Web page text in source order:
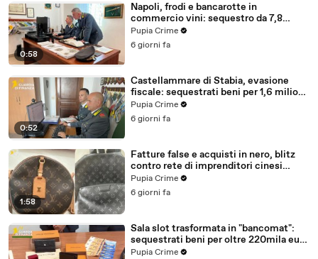
0:58
Napoli, frodi e bancarotte in
commercio vini: sequestro da 7,8
milioni (30.07.26)
Pupia Crime
6 giorni fa
0:52
Castellammare di Stabia, evasione
fiscale: sequestrati beni per 1,6 milioni
ad un consorzio navale (29.07.26)
Pupia Crime
6 giorni fa
1:58
Fatture false e acquisti in nero, blitz
contro rete di imprenditori cinesi
sequestri per 8,5 milioni (29.07.26)
Pupia Crime
6 giorni fa
Sala slot trasformata in "bancomat":
sequestrati beni per oltre 220mila euro
a due coniugi (29.07.26)
Pupia Crime